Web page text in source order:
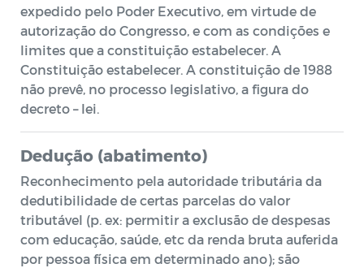
expedido pelo Poder Executivo, em virtude de
autorização do Congresso, e com as condições e
limites que a constituição estabelecer. A
Constituição estabelecer. A constituição de 1988
não prevê, no processo legislativo, a figura do
decreto – lei.
Dedução (abatimento)
Reconhecimento pela autoridade tributária da
dedutibilidade de certas parcelas do valor
tributável (p. ex: permitir a exclusão de despesas
com educação, saúde, etc da renda bruta auferida
por pessoa física em determinado ano); são